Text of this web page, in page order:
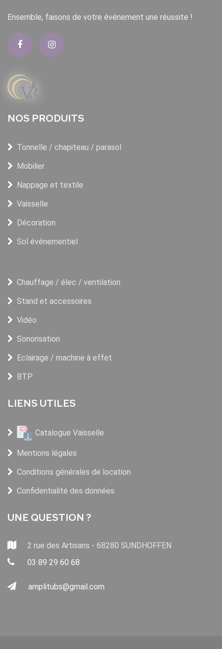
Ensemble, faisons de votre événement une réussite !
NOS PRODUITS
Tonnelle / chapiteau / parasol
Mobilier
Nappage et textile
Vaisselle
Décoration
Sol événementiel
Chauffage / élec / ventilation
Stand et accessoires
Vidéo
Sonorisation
Eclairage / machine à effet
BTP
LIENS UTILES
Catalogue Vaisselle
Mentions légales
Conditions générales de location
Confidentialité des données
UNE QUESTION ?
2 rue des Artisans - 68280 SUNDHOFFEN
03 89 29 60 68
amplitubs@gmail.com